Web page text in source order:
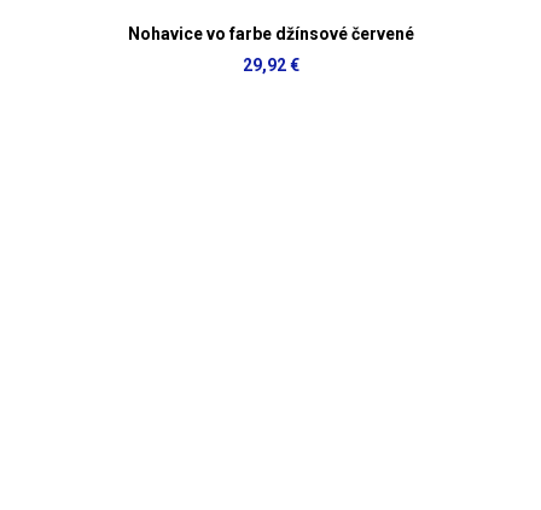
Nohavice vo farbe džínsové červené
29,92 €